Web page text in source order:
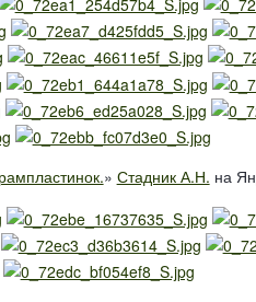
» Стадник А.Н. на